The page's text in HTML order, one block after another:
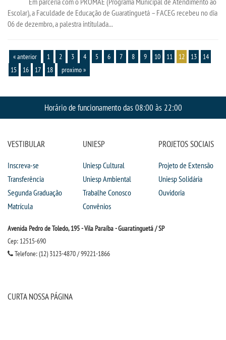
Escolar), a Faculdade de Educação de Guaratinguetá – FACEG recebeu no dia
06 de dezembro, a palestra intitulada...
« anterior 1 2 3 4 5 6 7 8 9 10 11 12 13
14
15
16 17 18 proximo »
Horário de funcionamento das 08:00 às 22:00
VESTIBULAR
Inscreva-se
Transferência
Segunda Graduação
Matrícula
UNIESP
Uniesp Cultural
Uniesp Ambiental
Trabalhe Conosco
Convênios
PROJETOS SOCIAIS
Projeto de Extensão
Uniesp Solidária
Ouvidoria
Avenida Pedro de Toledo, 195 - Vila Paraíba - Guaratinguetá / SP
Cep: 12515-690
Telefone: (12) 3123-4870 / 99221-1866
CURTA NOSSA PÁGINA